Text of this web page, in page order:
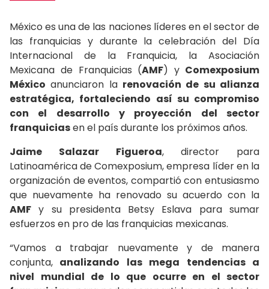
México es una de las naciones líderes en el sector de
las franquicias y durante la celebración del Día
Internacional de la Franquicia, la Asociación
Mexicana de Franquicias (AMF) y Comexposium
México anunciaron la renovación de su alianza
estratégica, fortaleciendo así su compromiso
con el desarrollo y proyección del sector
franquiciasen el país durante los próximos años.
Jaime Salazar Figueroa, director para
Latinoamérica de Comexposium, empresa líder en la
organización de eventos, compartió con entusiasmo
que nuevamente ha renovado su acuerdo con la
AMF y su presidenta Betsy Eslava para sumar
esfuerzos en pro de las franquicias mexicanas.
“Vamos a trabajar nuevamente y de manera
conjunta, analizando las mega tendencias a
nivel mundial de lo que ocurre en el sector